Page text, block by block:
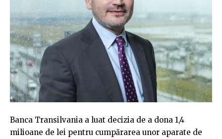
Banca Transilvania a luat decizia de a dona 1,4
milioane de lei pentru cumpărarea unor aparate de